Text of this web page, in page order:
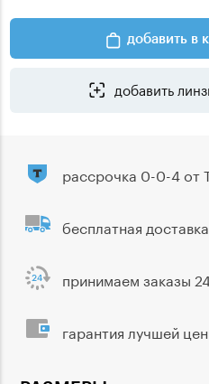
добавить в
добавить
рассрочка 0-0-4 от
бесплатная доставка
принимаем заказы
гарантия лучшей